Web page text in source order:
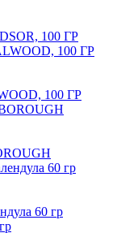
100 ГР
100 ГР
60 гр